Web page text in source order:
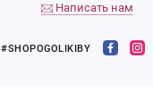
Написать нам
#SHOPOGOLIKIBY